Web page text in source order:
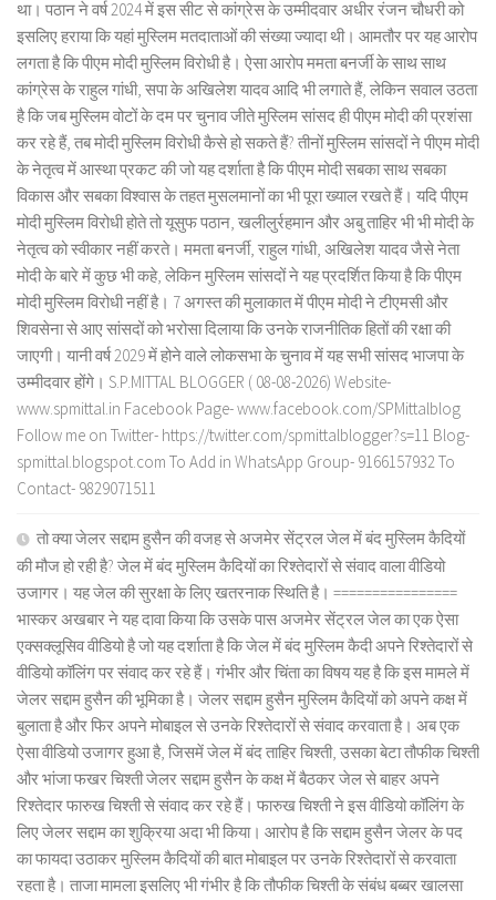
था। पठान ने वर्ष 2024 में इस सीट से कांग्रेस के उम्मीदवार अधीर रंजन चौधरी को
इसलिए हराया कि यहां मुस्लिम मतदाताओं की संख्या ज्यादा थी। आमतौर पर यह आरोप
लगता है कि पीएम मोदी मुस्लिम विरोधी है। ऐसा आरोप ममता बनर्जी के साथ साथ
कांग्रेस के राहुल गांधी, सपा के अखिलेश यादव आदि भी लगाते हैं, लेकिन सवाल उठता
है कि जब मुस्लिम वोटों के दम पर चुनाव जीते मुस्लिम सांसद ही पीएम मोदी की प्रशंसा
कर रहे हैं, तब मोदी मुस्लिम विरोधी कैसे हो सकते हैं? तीनों मुस्लिम सांसदों ने पीएम मोदी
के नेतृत्व में आस्था प्रकट की जो यह दर्शाता है कि पीएम मोदी सबका साथ सबका
विकास और सबका विश्वास के तहत मुसलमानों का भी पूरा ख्याल रखते हैं। यदि पीएम
मोदी मुस्लिम विरोधी होते तो यूसुफ पठान, खलीलुर्रहमान और अबु ताहिर भी भी मोदी के
नेतृत्व को स्वीकार नहीं करते। ममता बनर्जी, राहुल गांधी, अखिलेश यादव जैसे नेता
मोदी के बारे में कुछ भी कहे, लेकिन मुस्लिम सांसदों ने यह प्रदर्शित किया है कि पीएम
मोदी मुस्लिम विरोधी नहीं है। 7 अगस्त की मुलाकात में पीएम मोदी ने टीएमसी और
शिवसेना से आए सांसदों को भरोसा दिलाया कि उनके राजनीतिक हितों की रक्षा की
जाएगी। यानी वर्ष 2029 में होने वाले लोकसभा के चुनाव में यह सभी सांसद भाजपा के
उम्मीदवार होंगे। S.P.MITTAL BLOGGER ( 08-08-2026) Website-
www.spmittal.in Facebook Page- www.facebook.com/SPMittalblog
Follow me on Twitter- https://twitter.com/spmittalblogger?s=11 Blog-
spmittal.blogspot.com To Add in WhatsApp Group- 9166157932 To
Contact- 9829071511
तो क्या जेलर सद्दाम हुसैन की वजह से अजमेर सेंट्रल जेल में बंद मुस्लिम कैदियों
की मौज हो रही है? जेल में बंद मुस्लिम कैदियों का रिश्तेदारों से संवाद वाला वीडियो
उजागर। यह जेल की सुरक्षा के लिए खतरनाक स्थिति है। ================
भास्कर अखबार ने यह दावा किया कि उसके पास अजमेर सेंट्रल जेल का एक ऐसा
एक्सक्लूसिव वीडियो है जो यह दर्शाता है कि जेल में बंद मुस्लिम कैदी अपने रिश्तेदारों से
वीडियो कॉलिंग पर संवाद कर रहे हैं। गंभीर और चिंता का विषय यह है कि इस मामले में
जेलर सद्दाम हुसैन की भूमिका है। जेलर सद्दाम हुसैन मुस्लिम कैदियों को अपने कक्ष में
बुलाता है और फिर अपने मोबाइल से उनके रिश्तेदारों से संवाद करवाता है। अब एक
ऐसा वीडियो उजागर हुआ है, जिसमें जेल में बंद ताहिर चिश्ती, उसका बेटा तौफीक चिश्ती
और भांजा फखर चिश्ती जेलर सद्दाम हुसैन के कक्ष में बैठकर जेल से बाहर अपने
रिश्तेदार फारुख चिश्ती से संवाद कर रहे हैं। फारुख चिश्ती ने इस वीडियो कॉलिंग के
लिए जेलर सद्दाम का शुक्रिया अदा भी किया। आरोप है कि सद्दाम हुसैन जेलर के पद
का फायदा उठाकर मुस्लिम कैदियों की बात मोबाइल पर उनके रिश्तेदारों से करवाता
रहता है। ताजा मामला इसलिए भी गंभीर है कि तौफीक चिश्ती के संबंध बब्बर खालसा